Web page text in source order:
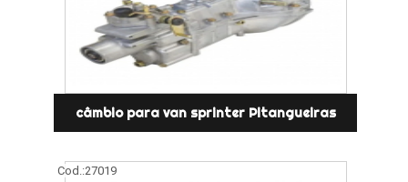
câmbio para van sprinter Pitangueiras
Cod.:27019